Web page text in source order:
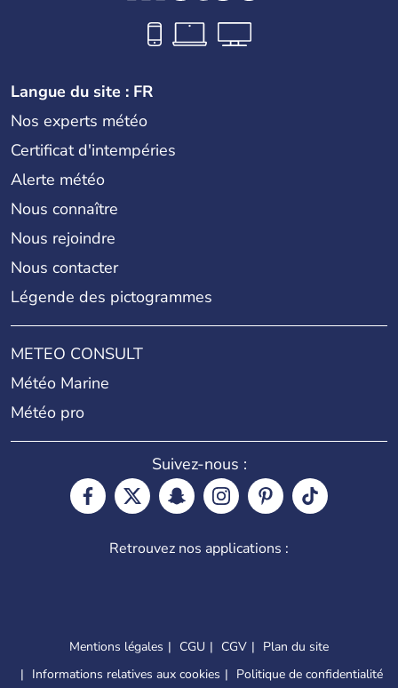
Langue du site : FR
Nos experts météo
Certificat d'intempéries
Alerte météo
Nous connaître
Nous rejoindre
Nous contacter
Légende des pictogrammes
METEO CONSULT
Météo Marine
Météo pro
Suivez-nous :
Retrouvez nos applications :
Mentions légales CGU CGV
Plan du site
Informations relatives aux cookies
Politique de confidentialité